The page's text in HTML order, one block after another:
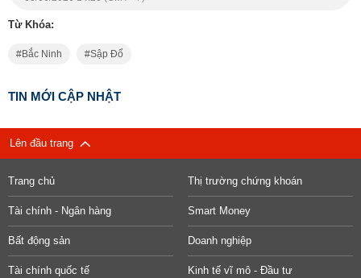
Từ Khóa:
Bắc Ninh Sập Đổ
TIN MỚI CẬP NHẬT
Lên đầu trang
Trang chủ Thị trường chứng khoán
Tài chính - Ngân hàng Smart Money
Bất động sản Doanh nghiệp
Tài chính quốc tế Kinh tế vĩ mô - Đầu tư